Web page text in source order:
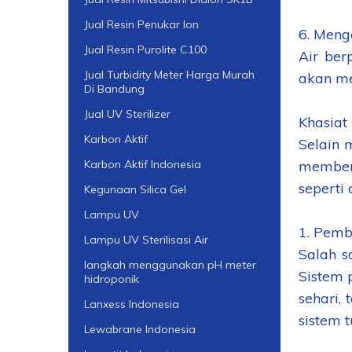
6.
Air
akan
Selain
seperti
1.
Salah
Sistem
sehari,
sistem
Jual Resin Penukar Ion
Jual Resin Purolite C100
Jual Turbidity Meter Harga Murah
Di Bandung
Jual UV Sterilizer
Karbon Aktif
Karbon Aktif Indonesia
Kegunaan Silica Gel
Lampu UV
Lampu UV Sterilisasi Air
langkah menggunakan pH meter
hidroponik
Lanxess Indonesia
Lewabrane Indonesia